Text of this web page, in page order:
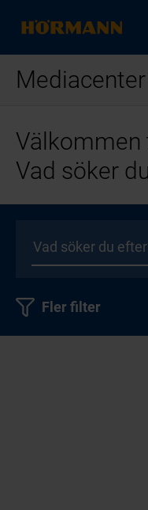
Mediacenter
Välkommen
Vad söker
Fler filter